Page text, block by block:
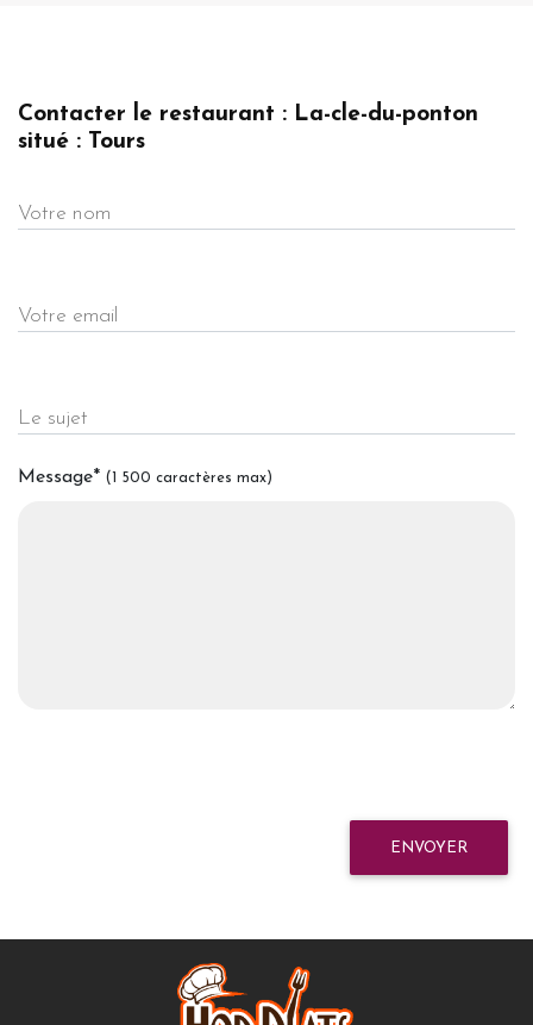
Contacter le restaurant : La-cle-du-ponton
situé : Tours
Votre nom
Votre email
Le sujet
Message* (1 500 caractères max)
ENVOYER